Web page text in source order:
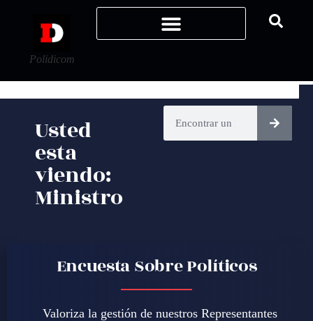
Polidicom
Usted
esta
viendo:
Ministro
Encuesta Sobre Políticos
Valoriza la gestión de nuestros Representantes